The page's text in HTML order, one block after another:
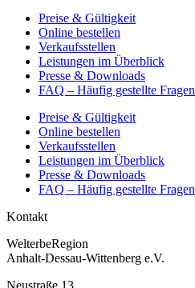
Preise & Gültigkeit
Online bestellen
Verkaufsstellen
Leistungen im Überblick
Presse & Downloads
FAQ – Häufig gestellte Fragen
Preise & Gültigkeit
Online bestellen
Verkaufsstellen
Leistungen im Überblick
Presse & Downloads
FAQ – Häufig gestellte Fragen
Kontakt
WelterbeRegion
Anhalt-Dessau-Wittenberg e.V.
Neustraße 13